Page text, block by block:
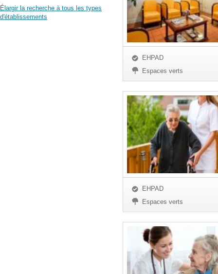
Élargir la recherche à tous les types
d'établissements
EHPAD
Espaces verts
EHPAD
Espaces verts